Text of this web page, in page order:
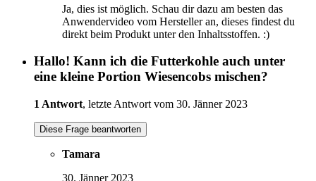
Ja, dies ist möglich. Schau dir dazu am besten das
Anwendervideo vom Hersteller an, dieses findest du
direkt beim Produkt unter den Inhaltsstoffen. :)
Hallo! Kann ich die Futterkohle auch unter
eine kleine Portion Wiesencobs mischen?
1 Antwort, letzte Antwort vom 30. Jänner 2023
Diese Frage beantworten
Tamara
30. Jänner 2023